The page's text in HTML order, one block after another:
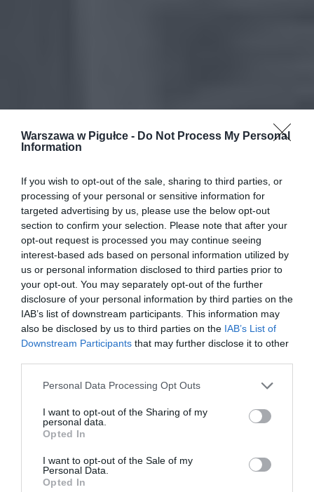
Warszawa w Pigułce - Do Not Process My Personal
Information
If you wish to opt-out of the sale, sharing to third parties, or
processing of your personal or sensitive information for
targeted advertising by us, please use the below opt-out
section to confirm your selection. Please note that after your
opt-out request is processed you may continue seeing
interest-based ads based on personal information utilized by
us or personal information disclosed to third parties prior to
your opt-out. You may separately opt-out of the further
disclosure of your personal information by third parties on the
IAB’s list of downstream participants. This information may
also be disclosed by us to third parties on the IAB’s List of
Downstream Participants that may further disclose it to other
Personal Data Processing Opt Outs
I want to opt-out of the Sharing of my
personal data.
Opted In
I want to opt-out of the Sale of my
Personal Data.
Opted In